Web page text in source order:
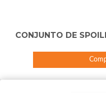
CONJUNTO DE